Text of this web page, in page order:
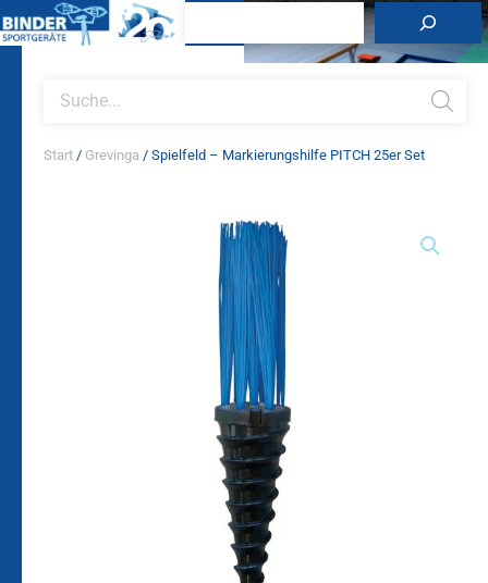
Inhalt
search
Start / Grevinga / Spielfeld – Markierungshilfe PITCH 25er Set